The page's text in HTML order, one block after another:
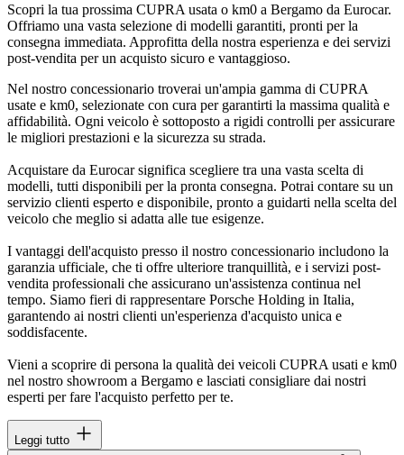
Scopri la tua prossima CUPRA usata o km0 a Bergamo da Eurocar.
Offriamo una vasta selezione di modelli garantiti, pronti per la
consegna immediata. Approfitta della nostra esperienza e dei servizi
post-vendita per un acquisto sicuro e vantaggioso.
Nel nostro concessionario troverai un'ampia gamma di CUPRA
usate e km0, selezionate con cura per garantirti la massima qualità e
affidabilità. Ogni veicolo è sottoposto a rigidi controlli per assicurare
le migliori prestazioni e la sicurezza su strada.
Acquistare da Eurocar significa scegliere tra una vasta scelta di
modelli, tutti disponibili per la pronta consegna. Potrai contare su un
servizio clienti esperto e disponibile, pronto a guidarti nella scelta del
veicolo che meglio si adatta alle tue esigenze.
I vantaggi dell'acquisto presso il nostro concessionario includono la
garanzia ufficiale, che ti offre ulteriore tranquillità, e i servizi post-
vendita professionali che assicurano un'assistenza continua nel
tempo. Siamo fieri di rappresentare Porsche Holding in Italia,
garantendo ai nostri clienti un'esperienza d'acquisto unica e
soddisfacente.
Vieni a scoprire di persona la qualità dei veicoli CUPRA usati e km0
nel nostro showroom a Bergamo e lasciati consigliare dai nostri
esperti per fare l'acquisto perfetto per te.
Leggi tutto